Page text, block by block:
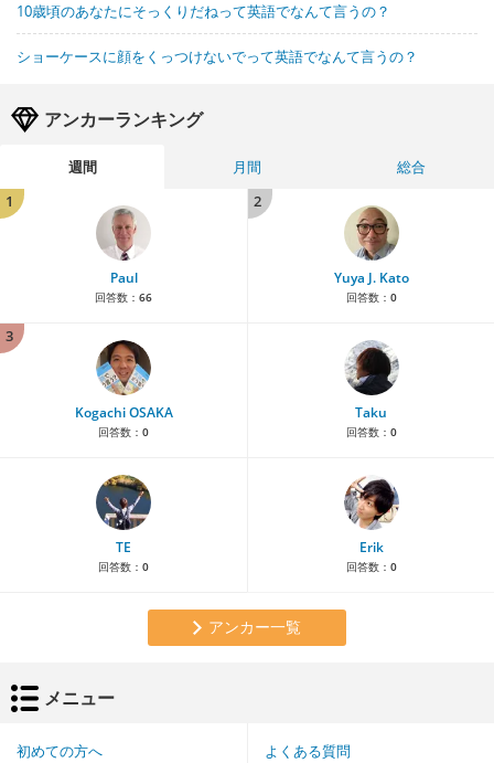
10歳頃のあなたにそっくりだねって英語でなんて言うの？
ショーケースに顔をくっつけないでって英語でなんて言うの？
アンカーランキング
週間 月間
総合
1
Paul
回答数： 66
2
Yuya J. Kato
回答数： 0
3
Kogachi OSAKA
回答数： 0
Taku
回答数： 0
TE
回答数： 0
Erik
回答数： 0
アンカー一覧
メニュー
初めての方へ よくある質問